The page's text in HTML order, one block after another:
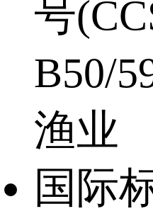
号
B50/
渔业
国际